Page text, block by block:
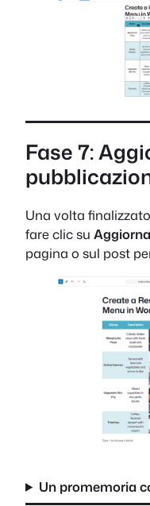
Fase 7:
Una volta
fare clic su
pagina o sul post
Un promemoria